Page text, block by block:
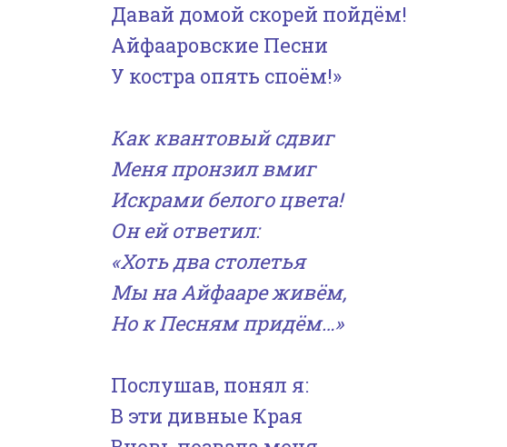
Давай домой скорей пойдём!
Айфааровские Песни
У костра опять споём!»
Как квантовый сдвиг
Меня пронзил вмиг
Искрами белого цвета!
Он ей ответил:
«Хоть два столетья
Мы на Айфааре живём,
Но к Песням придём…»
Послушав, понял я:
В эти дивные Края